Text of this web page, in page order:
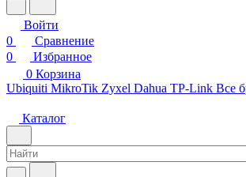
Войти
0
Сравнение
0
Избранное
0 Корзина
Ubiquiti MikroTik Zyxel Dahua TP-Link Все
Каталог